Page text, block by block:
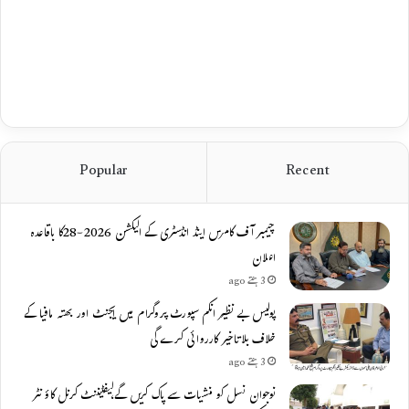
Recent
Popular
چیمبر آف کامرس اینڈ انڈسٹری کے الیکشن 2026-28کا باقاعدہ
اعلان
3 ہفتے ago
پولیس بے نظیر انکم سپورٹ پروگرام میں ایجنٹ اور بھتہ مافیا کے
خلاف بلاتاخیر کارروائی کرے گی
3 ہفتے ago
نوجوان نسل کو منشیات سے پاک کریں گے،لیفٹیننٹ کرنل کاؤنٹر